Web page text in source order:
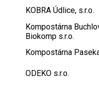
KOBRA Údlice, s.r.o.
Kompostárna
Biokomp s.r.o.
Kompostárna
ODEKO s.r.o.